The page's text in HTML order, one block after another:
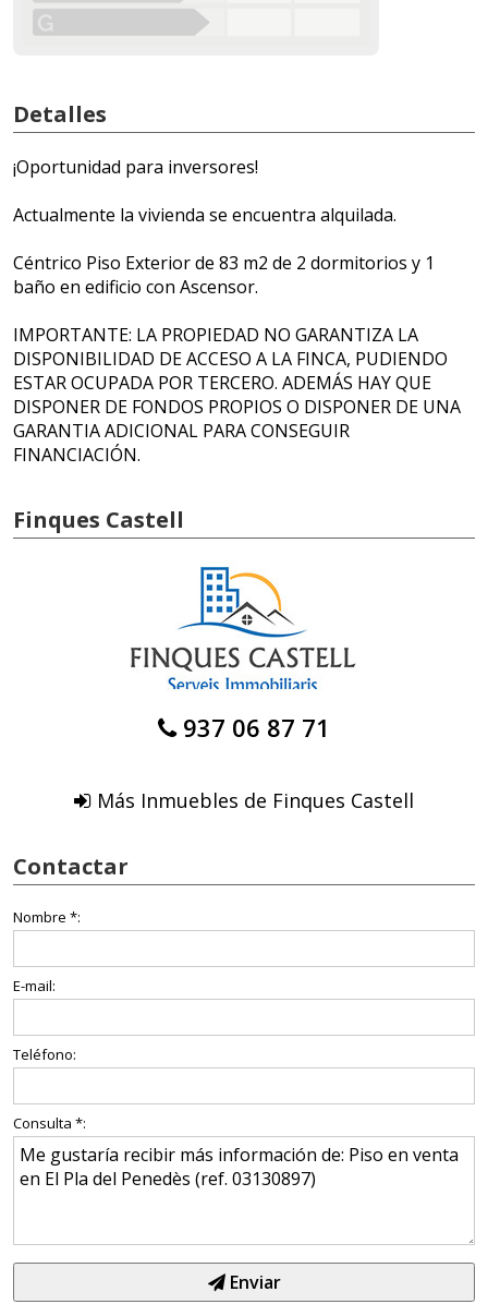
Detalles
¡Oportunidad para inversores!
Actualmente la vivienda se encuentra alquilada.
Céntrico Piso Exterior de 83 m2 de 2 dormitorios y 1
baño en edificio con Ascensor.
IMPORTANTE: LA PROPIEDAD NO GARANTIZA LA
DISPONIBILIDAD DE ACCESO A LA FINCA, PUDIENDO
ESTAR OCUPADA POR TERCERO. ADEMÁS HAY QUE
DISPONER DE FONDOS PROPIOS O DISPONER DE UNA
GARANTIA ADICIONAL PARA CONSEGUIR
FINANCIACIÓN.
Finques Castell
937 06 87 71
Más Inmuebles de Finques Castell
Contactar
Nombre *:
E-mail:
Teléfono:
Consulta *:
Enviar